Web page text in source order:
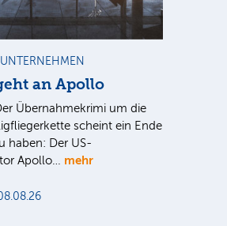
an Apollo
Übernahmekrimi um die
scheint ein Ende
haben: Der US-
Apollo… mehr